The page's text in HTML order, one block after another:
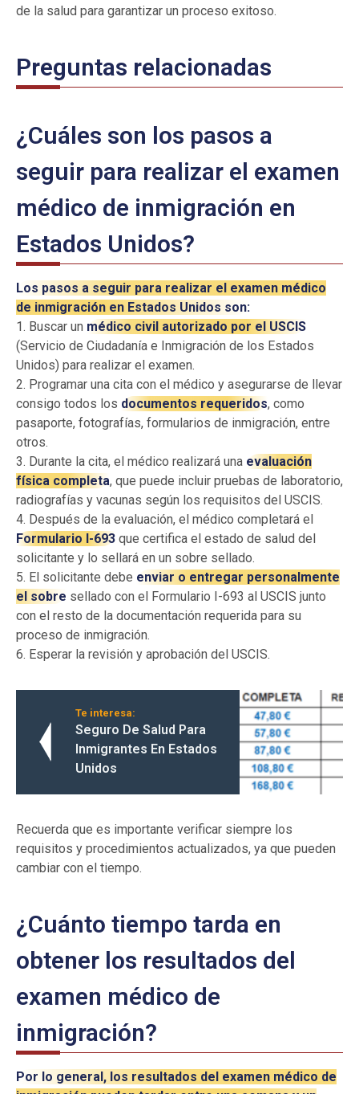
de la salud para garantizar un proceso exitoso.
Preguntas relacionadas
¿Cuáles son los pasos a
seguir para realizar el examen
médico de inmigración en
Estados Unidos?
Los pasos a seguir para realizar el examen médico
de inmigración en Estados Unidos son:
1. Buscar un médico civil autorizado por el USCIS
(Servicio de Ciudadanía e Inmigración de los Estados
Unidos) para realizar el examen.
2. Programar una cita con el médico y asegurarse de llevar
consigo todos los documentos requeridos, como
pasaporte, fotografías, formularios de inmigración, entre
otros.
3. Durante la cita, el médico realizará una evaluación
física completa, que puede incluir pruebas de laboratorio,
radiografías y vacunas según los requisitos del USCIS.
4. Después de la evaluación, el médico completará el
Formulario I-693 que certifica el estado de salud del
solicitante y lo sellará en un sobre sellado.
5. El solicitante debe enviar o entregar personalmente
el sobre sellado con el Formulario I-693 al USCIS junto
con el resto de la documentación requerida para su
proceso de inmigración.
6. Esperar la revisión y aprobación del USCIS.
Te interesa:
Seguro De Salud Para
Inmigrantes En Estados
Unidos
Recuerda que es importante verificar siempre los
requisitos y procedimientos actualizados, ya que pueden
cambiar con el tiempo.
¿Cuánto tiempo tarda en
obtener los resultados del
examen médico de
inmigración?
Por lo general, los resultados del examen médico de